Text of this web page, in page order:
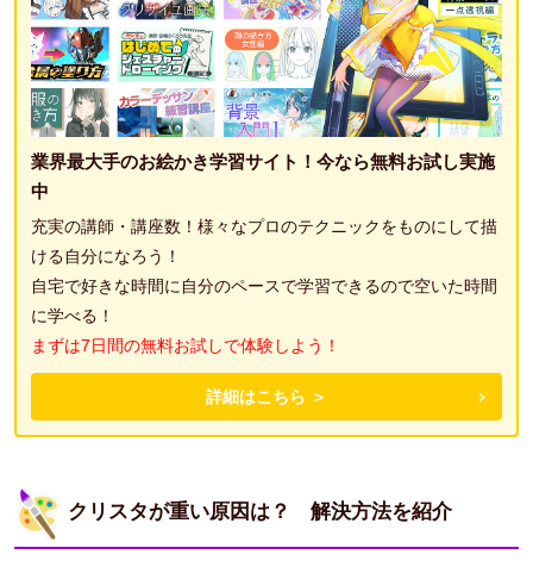
業界最大手のお絵かき学習サイト！今なら無料お試し実施
中
充実の講師・講座数！様々なプロのテクニックをものにして描
ける自分になろう！
自宅で好きな時間に自分のペースで学習できるので空いた時間
に学べる！
まずは7日間の無料お試しで体験しよう！
詳細はこちら ＞
クリスタが重い原因は？ 解決方法を紹介